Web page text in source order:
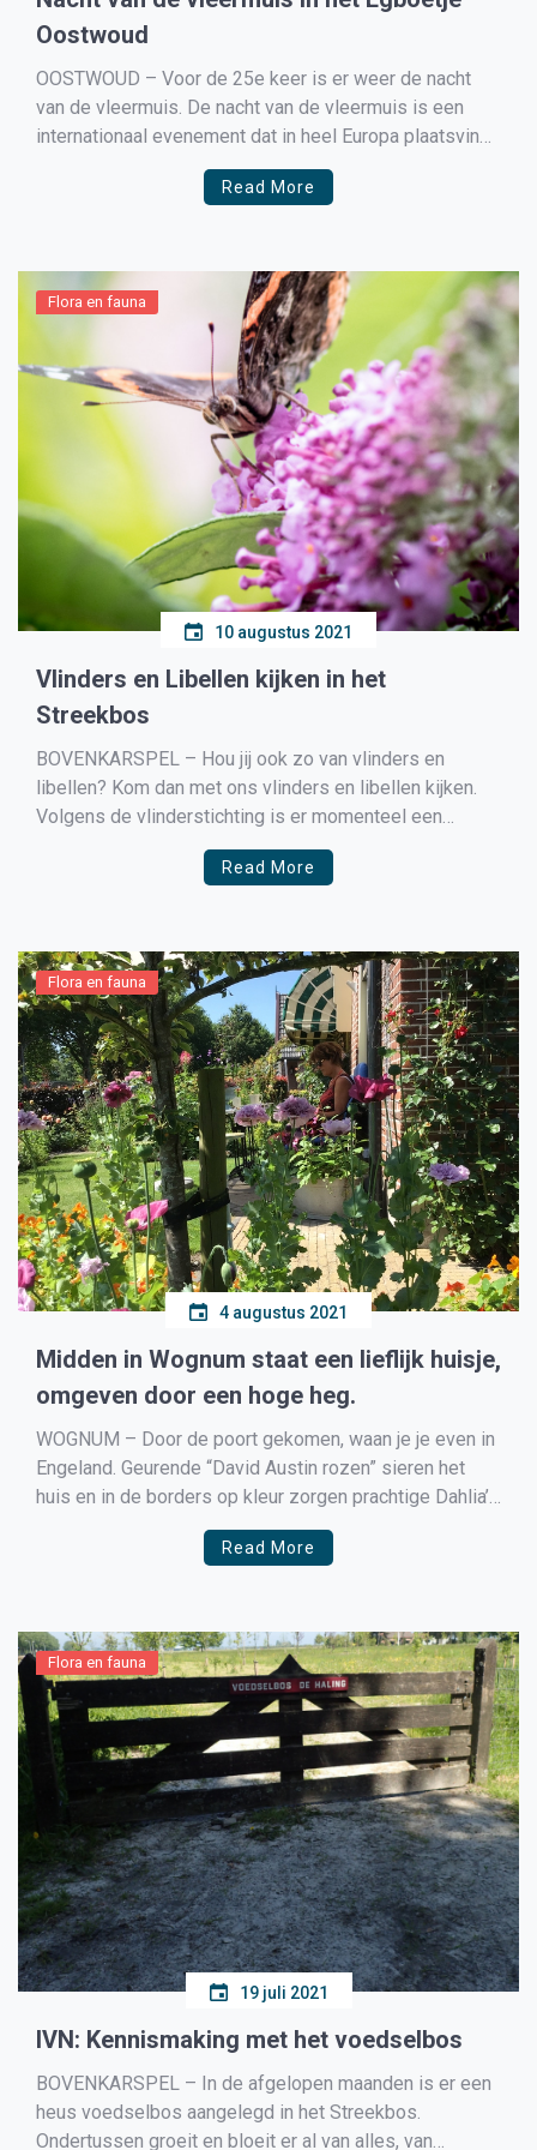
Oostwoud
OOSTWOUD – Voor de 25e keer is er weer de nacht
van de vleermuis. De nacht van de vleermuis is een
internationaal evenement dat in heel Europa plaatsvindt
in het laatste weekend van augustus. Zo ook dit jaar. Wil
jij meer leren over het leven van de vleermuizen in
Read More
Flora en fauna
10 augustus 2021
Vlinders en Libellen kijken in het
Streekbos
BOVENKARSPEL – Hou jij ook zo van vlinders en
libellen? Kom dan met ons vlinders en libellen kijken.
Volgens de vlinderstichting is er momenteel een
explosie van vlinders gaande, dus dat belooft wat! Wil
Stelling en Hans Verhoeven vertellen hoe zich het
Read More
Flora en fauna
4 augustus 2021
Midden in Wognum staat een lieflijk huisje,
omgeven door een hoge heg.
WOGNUM – Door de poort gekomen, waan je je even in
Engeland. Geurende “David Austin rozen” sieren het
huis en in de borders op kleur zorgen prachtige Dahlia’s
en vele vaste planten voor een zomer lang
bloemenweelde. De tuin van Miranda Dekker is niet
Read More
Flora en fauna
19 juli 2021
IVN: Kennismaking met het voedselbos
BOVENKARSPEL – In de afgelopen maanden is er een
heus voedselbos aangelegd in het Streekbos.
Ondertussen groeit en bloeit er al van alles, van